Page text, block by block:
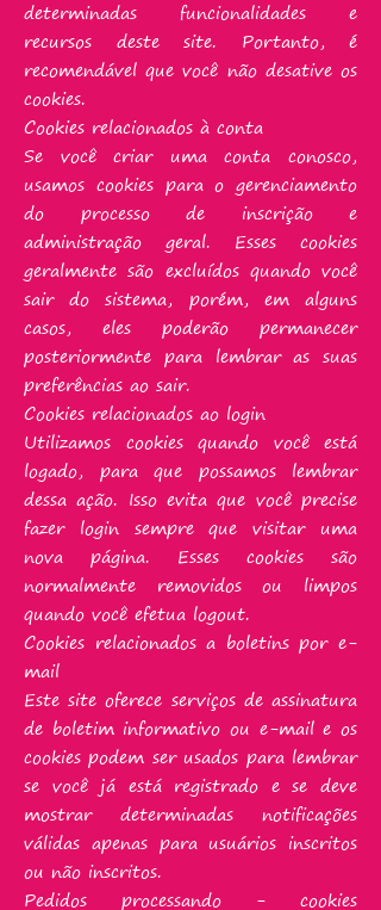
determinadas funcionalidades e
recursos deste site. Portanto, é
recomendável que você não desative os
cookies.
Cookies relacionados à conta
Se você criar uma conta conosco,
usamos cookies para o gerenciamento
do processo de inscrição e
administração geral. Esses cookies
geralmente são excluídos quando você
sair do sistema, porém, em alguns
casos, eles poderão permanecer
posteriormente para lembrar as suas
preferências ao sair.
Cookies relacionados ao login
Utilizamos cookies quando você está
logado, para que possamos lembrar
dessa ação. Isso evita que você precise
fazer login sempre que visitar uma
nova página. Esses cookies são
normalmente removidos ou limpos
quando você efetua logout.
Cookies relacionados a boletins por e-
mail
Este site oferece serviços de assinatura
de boletim informativo ou e-mail e os
cookies podem ser usados ​​para lembrar
se você já está registrado e se deve
mostrar determinadas notificações
válidas apenas para usuários inscritos
ou não inscritos.
Pedidos processando - cookies